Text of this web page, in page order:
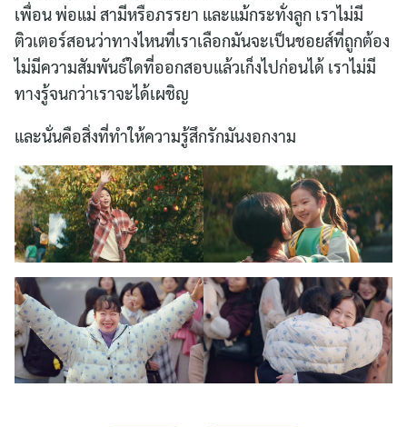
เพื่อน พ่อแม่ สามีหรือภรรยา และแม้กระทั่งลูก เราไม่มี
ติวเตอร์สอนว่าทางไหนที่เราเลือกมันจะเป็นชอยส์ที่ถูกต้อง
ไม่มีความสัมพันธ์ใดที่ออกสอบแล้วเก็งไปก่อนได้ เราไม่มี
ทางรู้จนกว่าเราจะได้เผชิญ
และนั่นคือสิ่งที่ทำให้ความรู้สึกรักมันงอกงาม